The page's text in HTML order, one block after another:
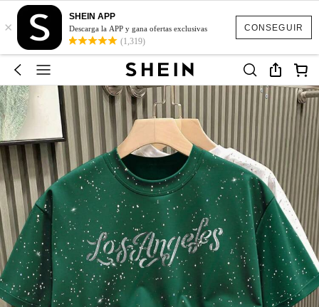
CONSEGUIR
×
SHEIN APP
Descarga la APP y gana ofertas exclusivas
(1,319)